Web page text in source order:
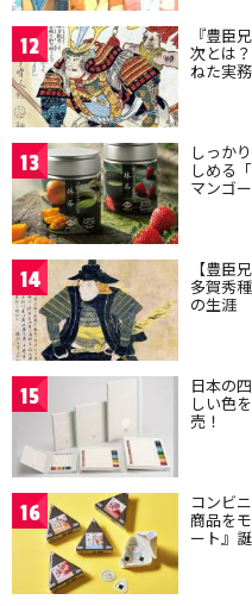
12 『豊臣
次とは
ねた実
13 しっか
しめる
マンゴ
14 【豊臣
多賀秀
の生涯
15 日本の
しい色
売！
16 コンビ
商品を
ート』